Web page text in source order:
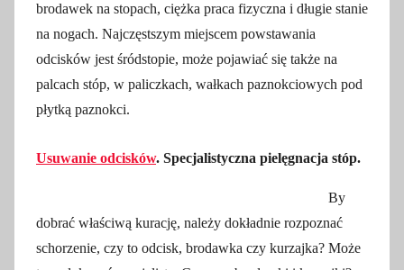
brodawek na stopach, ciężka praca fizyczna i długie stanie
na nogach. Najczęstszym miejscem powstawania
odcisków jest śródstopie, może pojawiać się także na
palcach stóp, w paliczkach, wałkach paznokciowych pod
płytką paznokci.
Usuwanie odcisków. Specjalistyczna pielęgnacja stóp.
By
dobrać właściwą kurację, należy dokładnie rozpoznać
schorzenie, czy to odcisk, brodawka czy kurzajka? Może